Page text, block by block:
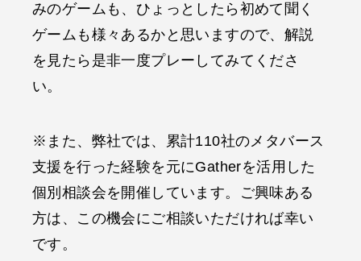
みのゲームも、ひょっとしたら初めて聞く
ゲームも様々あるかと思いますので、解説
を見たら是非一度プレーしてみてくださ
い。
※また、弊社では、累計110社のメタバース
支援を行った経験を元にGatherを活用した
個別相談会を開催しています。ご興味ある
方は、この機会にご相談いただければ幸い
です。